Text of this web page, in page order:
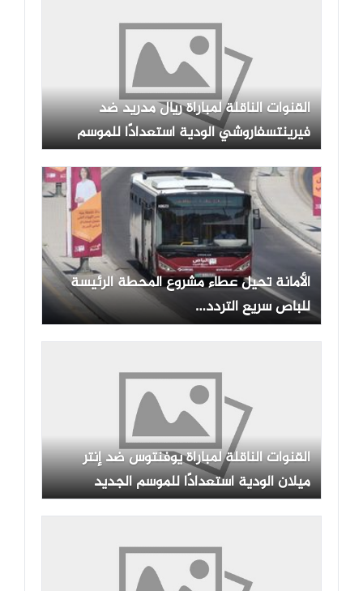
القنوات الناقلة لمباراة ريال مدريد ضد
فيرينتسفاروشي الودية استعدادًا للموسم
الجديد
الأمانة تحيل عطاء مشروع المحطة الرئيسة
للباص سريع التردد…
القنوات الناقلة لمباراة يوفنتوس ضد إنتر
ميلان الودية استعدادًا للموسم الجديد